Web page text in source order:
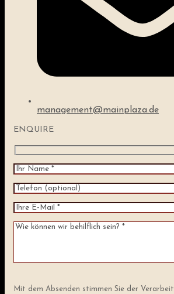
management@mainplaza.de
ENQUIRE
Mit dem Absenden stimmen Sie der